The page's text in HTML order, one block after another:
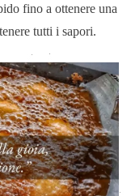
fino a ottenere una
tutti i sapori.